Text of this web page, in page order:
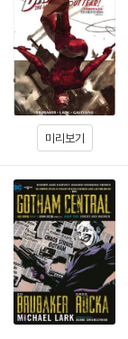
미리보기